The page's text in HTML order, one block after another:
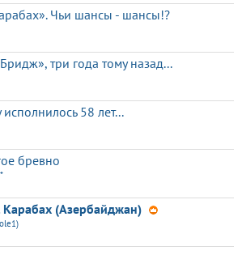
Чьи шансы - шансы!?
три года тому назад...
58 лет...
бревно
(Азербайджан)